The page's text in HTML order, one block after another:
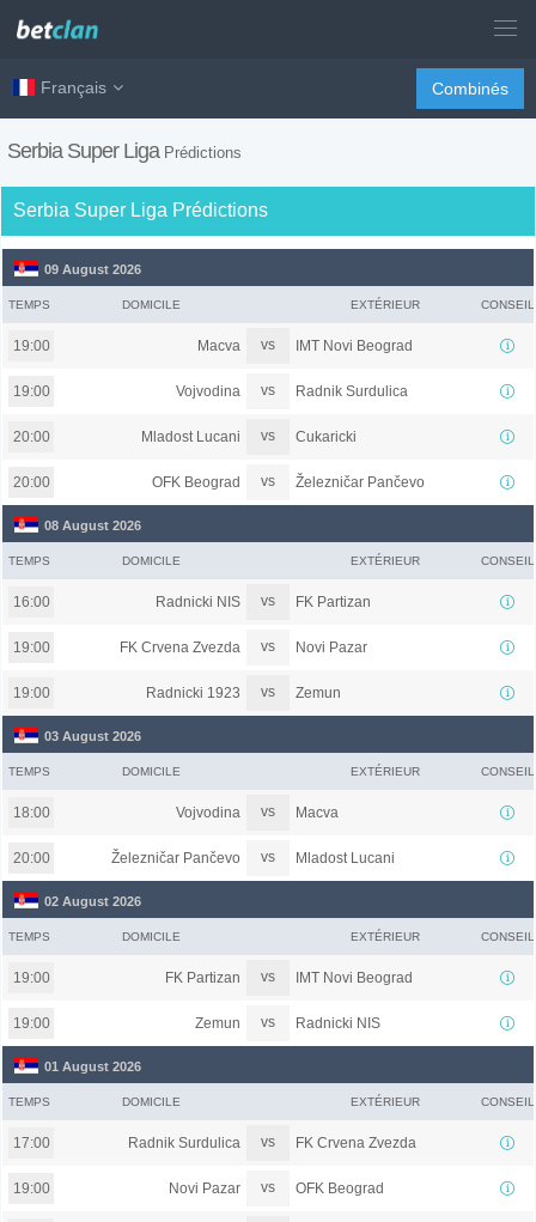
Français Combinés
Serbia Super Liga Prédictions
Serbia Super Liga Prédictions
09 August 2026
TEMPS DOMICILE EXTÉRIEUR CONSEIL
19:00 Macva vs IMT Novi Beograd
19:00 Vojvodina vs Radnik Surdulica
20:00 Mladost Lucani vs Cukaricki
20:00 OFK Beograd vs Železničar Pančevo
08 August 2026
TEMPS DOMICILE EXTÉRIEUR CONSEIL
16:00 Radnicki NIS vs FK Partizan
19:00 FK Crvena Zvezda vs Novi Pazar
19:00 Radnicki 1923 vs Zemun
03 August 2026
TEMPS DOMICILE EXTÉRIEUR CONSEIL
18:00 Vojvodina vs Macva
20:00 Železničar Pančevo vs Mladost Lucani
02 August 2026
TEMPS DOMICILE EXTÉRIEUR CONSEIL
19:00 FK Partizan vs IMT Novi Beograd
19:00 Zemun vs Radnicki NIS
01 August 2026
TEMPS DOMICILE EXTÉRIEUR CONSEIL
17:00 Radnik Surdulica vs FK Crvena Zvezda
19:00 Novi Pazar vs OFK Beograd